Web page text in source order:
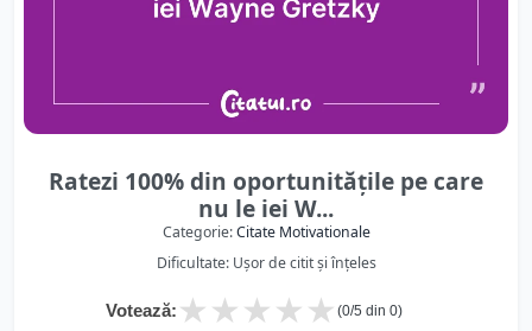
Ratezi 100% din oportunitățile pe care
nu le iei W...
Categorie:Citate Motivationale
Dificultate: Ușor de citit și înțeles
Votează: ★
★
★
★
★ (0/5 din 0)